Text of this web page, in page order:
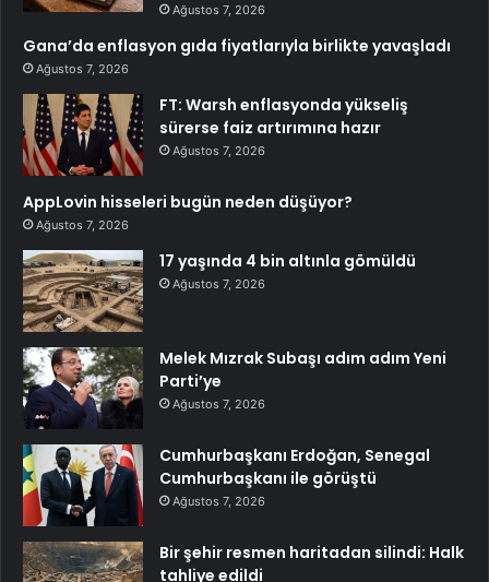
Ağustos 7, 2026
Gana’da enflasyon gıda fiyatlarıyla birlikte yavaşladı
Ağustos 7, 2026
FT: Warsh enflasyonda yükseliş
sürerse faiz artırımına hazır
Ağustos 7, 2026
AppLovin hisseleri bugün neden düşüyor?
Ağustos 7, 2026
17 yaşında 4 bin altınla gömüldü
Ağustos 7, 2026
Melek Mızrak Subaşı adım adım Yeni
Parti’ye
Ağustos 7, 2026
Cumhurbaşkanı Erdoğan, Senegal
Cumhurbaşkanı ile görüştü
Ağustos 7, 2026
Bir şehir resmen haritadan silindi: Halk
tahliye edildi